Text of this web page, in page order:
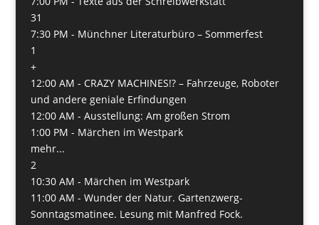
31
7:30 PM - Münchner Literaturbüro – Sommerfest
1
+
12:00 AM - CRAZY MACHINES!? – Fahrzeuge, Roboter
und andere geniale Erfindungen
12:00 AM - Ausstellung: Am großen Strom
1:00 PM - Märchen im Westpark
mehr...
2
10:30 AM - Märchen im Westpark
11:00 AM - Wunder der Natur. Gartenzwerg-
Sonntagsmatinee. Lesung mit Manfred Fock.